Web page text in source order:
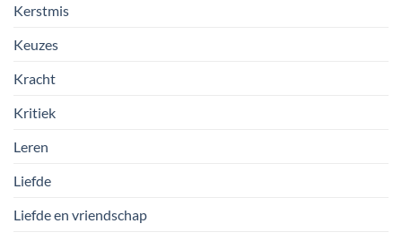
Kerstmis
Keuzes
Kracht
Kritiek
Leren
Liefde
Liefde en vriendschap